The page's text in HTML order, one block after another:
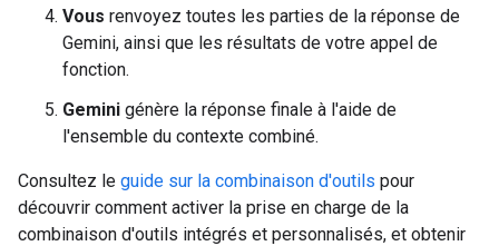
Vous renvoyez toutes les parties de la réponse de
Gemini, ainsi que les résultats de votre appel de
fonction.
Gemini génère la réponse finale à l'aide de
l'ensemble du contexte combiné.
Consultez le guide sur la combinaison d'outils pour
découvrir comment activer la prise en charge de la
combinaison d'outils intégrés et personnalisés, et obtenir